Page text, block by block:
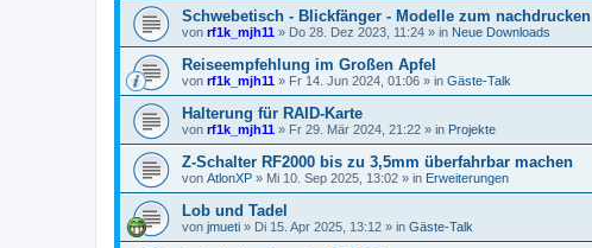
Schwebetisch - Blickfänger - Modelle zum nachdrucken
von rf1k_mjh11 » Do 28. Dez 2023, 11:24 » in Neue Downloads
Reiseempfehlung im Großen Apfel
von rf1k_mjh11 » Fr 14. Jun 2024, 01:06 » in Gäste-Talk
Halterung für RAID-Karte
von rf1k_mjh11 » Fr 29. Mär 2024, 21:22 » in Projekte
Z-Schalter RF2000 bis zu 3,5mm überfahrbar machen
von AtlonXP » Mi 10. Sep 2025, 13:02 » in Erweiterungen
Lob und Tadel
von jmueti » Di 15. Apr 2025, 13:12 » in Gäste-Talk